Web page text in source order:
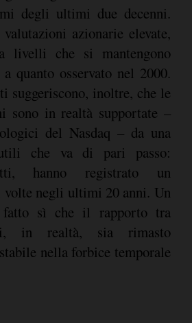
degli ultimi due decenni.
azionarie elevate,
livelli che si mantengono
quanto osservato nel 2000.
suggeriscono, inoltre, che le
sono in realtà supportate –
del Nasdaq – da una
che va di pari passo:
hanno registrato un
volte negli ultimi 20 anni. Un
fatto sì che il rapporto tra
in realtà, sia rimasto
nella forbice temporale